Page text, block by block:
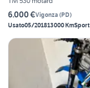
6.000 €Vigonza (PD)
Usato05/201813000 KmSport